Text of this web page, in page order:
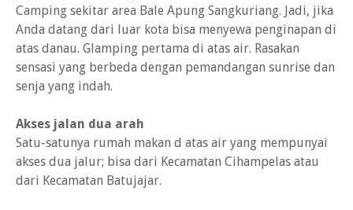
Camping sekitar area Bale Apung Sangkuriang. Jadi, jika
Anda datang dari luar kota bisa menyewa penginapan di
atas danau. Glamping pertama di atas air. Rasakan
sensasi yang berbeda dengan pemandangan sunrise dan
senja yang indah.
Akses jalan dua arah
Satu-satunya rumah makan d atas air yang mempunyai
akses dua jalur; bisa dari Kecamatan Cihampelas atau
dari Kecamatan Batujajar.